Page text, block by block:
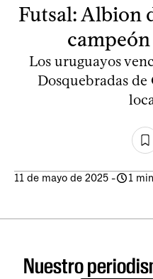
Futsal: Albion
Los uruguayos
Dosquebradas
11 de mayo de 2025 - 1
Nuestro